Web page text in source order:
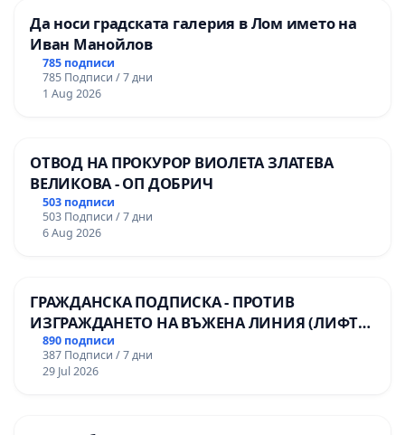
Да носи градската галерия в Лом името на
Иван Манойлов
785 подписи
785 Подписи / 7 дни
1 Aug 2026
ОТВОД НА ПРОКУРОР ВИОЛЕТА ЗЛАТЕВА
ВЕЛИКОВА - ОП ДОБРИЧ
503 подписи
503 Подписи / 7 дни
6 Aug 2026
ГРАЖДАНСКА ПОДПИСКА - ПРОТИВ
ИЗГРАЖДАНЕТО НА ВЪЖЕНА ЛИНИЯ (ЛИФТ)
НА ТЕРИТОРИЯТА НА ПРИРОДНА
ЗАБЕЛЕЖИТЕЛНОСТ „ХЪЛМ НА
ОСВОБОДИТЕЛИТЕ“ (БУНАРДЖИК)
890 подписи
387 Подписи / 7 дни
29 Jul 2026